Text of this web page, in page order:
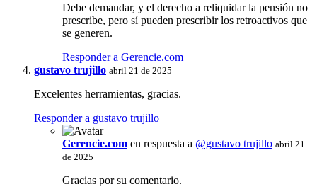
Debe demandar, y el derecho a reliquidar la pensión no
prescribe, pero sí pueden prescribir los retroactivos que
se generen.
Responder a Gerencie.com
gustavo trujillo abril 21 de 2025
Excelentes herramientas, gracias.
Responder a gustavo trujillo
Gerencie.com en respuesta a @gustavo trujillo abril 21
de 2025
Gracias por su comentario.